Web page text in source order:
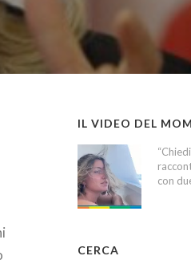
IL VIDEO DEL
con
CERCA